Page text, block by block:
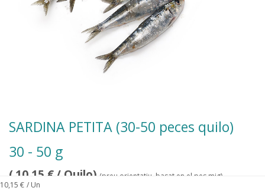
SARDINA PETITA (30-50 peces quilo)
30 - 50 g
(10,15 € / Quilo)
10,15 € / Un
(preu orientatiu, basat en el pes mig)